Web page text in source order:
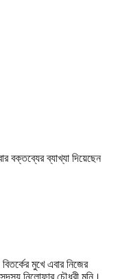
মুখে এবার নিজের
সদস্য নিলোফার চৌধুরী মনি।